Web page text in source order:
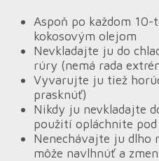
Aspoň po každom
kokosovým olejom
Nevkladajte ju do
rúry (nemá rada
Vyvarujte ju tiež
prasknúť)
Nikdy ju nevkladajte
použití opláchnite
Nenechávajte ju dlho
môže navlhnúť a